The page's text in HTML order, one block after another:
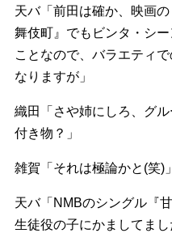
天バ「前田は確か、映画
舞伎町』でもビンタ・シ
ことなので、バラエティ
なりますが」
織田「さや姉にしろ、グ
付き物？」
雑賀「それは極論かと(笑)」
天バ「NMBのシングル『
生徒役の子にかましてまし